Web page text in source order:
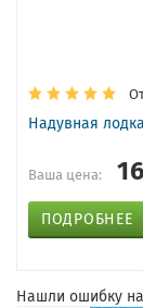
Надувная
Ваша цена:
ПОДРОБНЕЕ
Нашли ошибку